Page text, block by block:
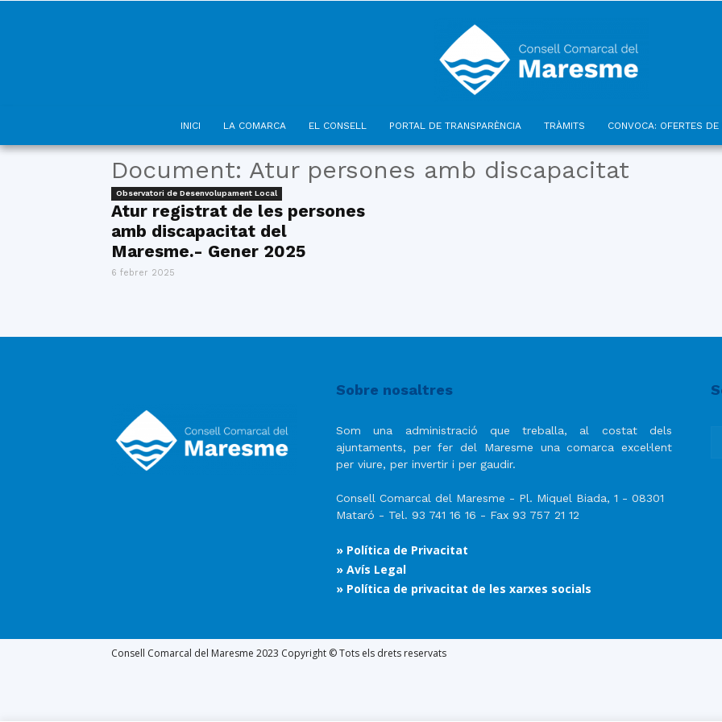
INICI LA COMARCA EL CONSELL PORTAL DE TRANSPARÈNCIA TRÀMITS CONVOCA: OFERTES DE
Document: Atur persones amb discapacitat
Observatori de Desenvolupament Local
Atur registrat de les persones
amb discapacitat del
Maresme.- Gener 2025
6 febrer 2025
Sobre nosaltres
Som una administració que treballa, al costat dels
ajuntaments, per fer del Maresme una comarca excel·lent
per viure, per invertir i per gaudir.
Consell Comarcal del Maresme - Pl. Miquel Biada, 1 - 08301
Mataró - Tel. 93 741 16 16 - Fax 93 757 21 12
» Política de Privacitat
» Avís Legal
» Política de privacitat de les xarxes socials
Consell Comarcal del Maresme 2023 Copyright © Tots els drets reservats